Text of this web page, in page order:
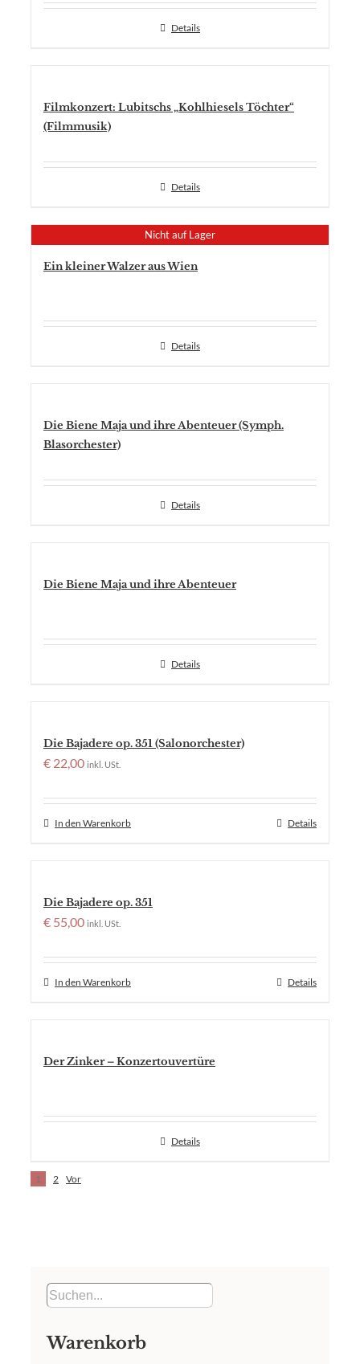
Details
Filmkonzert: Lubitschs „Kohlhiesels Töchter“
(Filmmusik)
Details
Nicht auf Lager
Ein kleiner Walzer aus Wien
Details
Die Biene Maja und ihre Abenteuer (Symph.
Blasorchester)
Details
Die Biene Maja und ihre Abenteuer
Details
Die Bajadere op. 351 (Salonorchester)
€ 22,00 inkl. USt.
In den Warenkorb Details
Die Bajadere op. 351
€ 55,00 inkl. USt.
In den Warenkorb Details
Der Zinker – Konzertouvertüre
Details
1 2 Vor
Warenkorb